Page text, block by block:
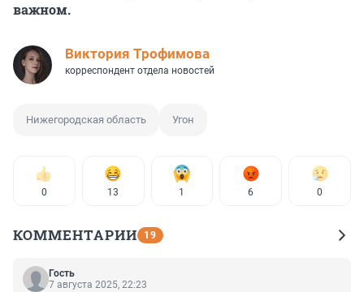
важном.
Виктория Трофимова
корреспондент отдела новостей
Нижегородская область Угон
0 13 1 6 0
КОММЕНТАРИИ 19
Гость
7 августа 2025, 22:23